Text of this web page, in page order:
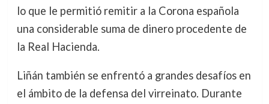
lo que le permitió remitir a la Corona española
una considerable suma de dinero procedente de
la Real Hacienda.
Liñán también se enfrentó a grandes desafíos en
el ámbito de la defensa del virreinato. Durante